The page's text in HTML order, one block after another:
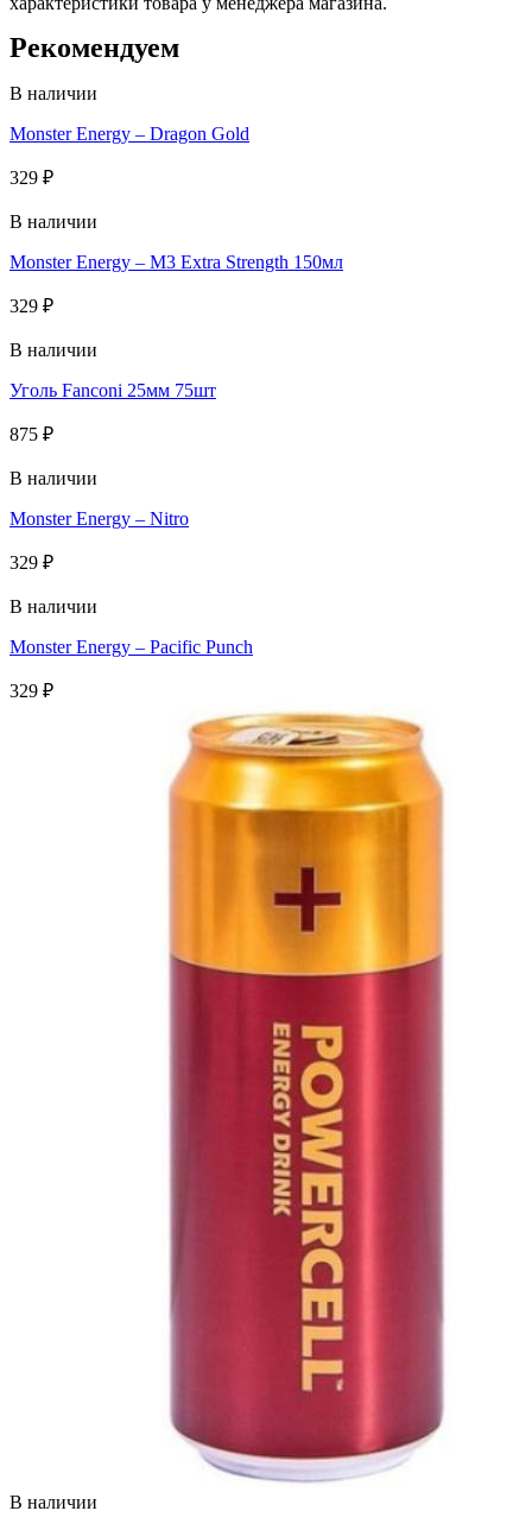
Рекомендуем
В наличии
Monster Energy – Dragon Gold
329 ₽
В наличии
Monster Energy – M3 Extra Strength 150мл
329 ₽
В наличии
Уголь Fanconi 25мм 75шт
875 ₽
В наличии
Monster Energy – Nitro
329 ₽
В наличии
Monster Energy – Pacific Punch
329 ₽
В наличии